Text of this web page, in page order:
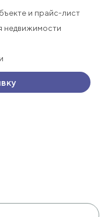
и прайс-лист
недвижимости